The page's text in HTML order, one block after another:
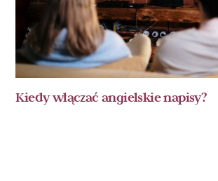
Kiedy włączać angielskie napisy?